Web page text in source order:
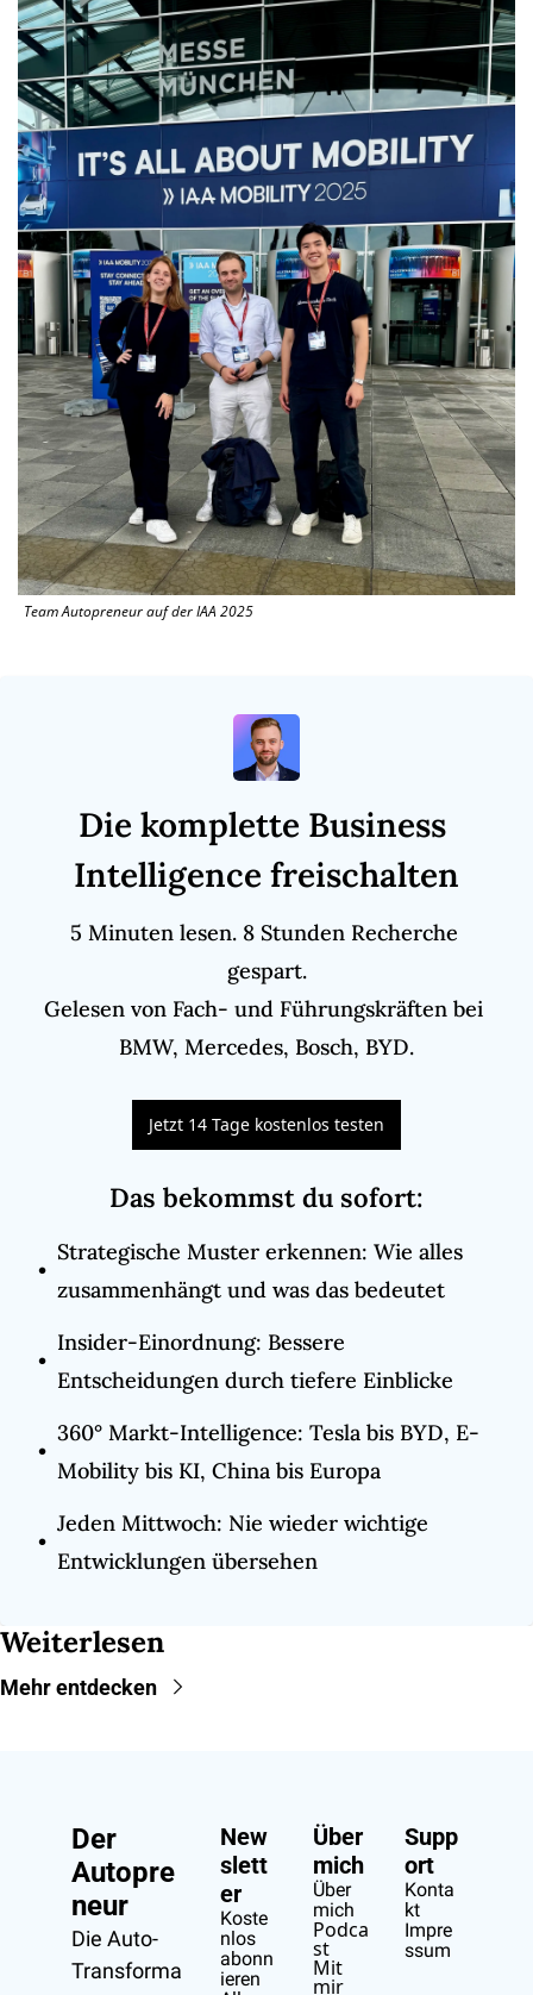
Team Autopreneur auf der IAA 2025
Die komplette Business
Intelligence freischalten
5 Minuten lesen. 8 Stunden Recherche
gespart.
Gelesen von Fach- und Führungskräften bei
BMW, Mercedes, Bosch, BYD.
Jetzt 14 Tage kostenlos testen
Das bekommst du sofort:
Strategische Muster erkennen: Wie alles
zusammenhängt und was das bedeutet
Insider-Einordnung: Bessere
Entscheidungen durch tiefere Einblicke
360° Markt-Intelligence: Tesla bis BYD, E-
Mobility bis KI, China bis Europa
Jeden Mittwoch: Nie wieder wichtige
Entwicklungen übersehen
Weiterlesen
Mehr entdecken
Der
Autopre
neur
Die Auto-
Transforma
New
slett
er
Koste
nlos
abonn
ieren
Über
mich
Über
mich
Podca
st
Mit
mir
Supp
ort
Konta
kt
Impre
ssum